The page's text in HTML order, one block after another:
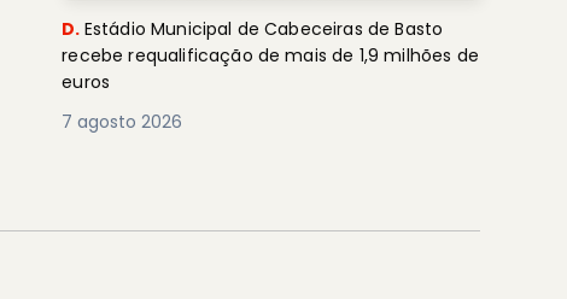
D. Estádio Municipal de Cabeceiras de Basto
recebe requalificação de mais de 1,9 milhões de
euros
7 agosto 2026